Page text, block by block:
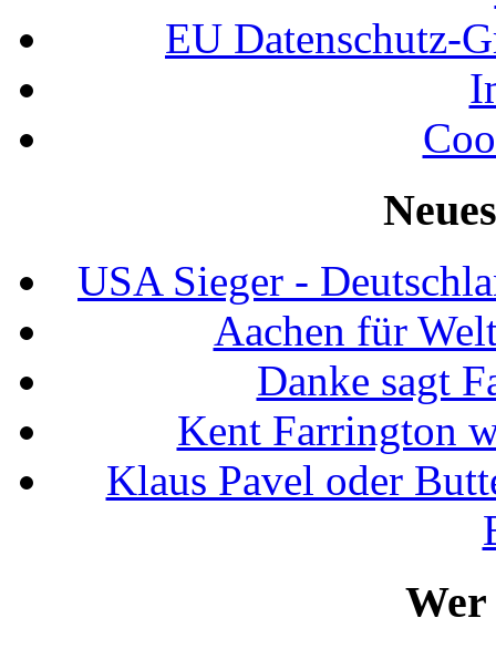
EU Datenschutz-
USA Sieger -
Aachen für
Danke sagt
Kent Farrington
Klaus Pavel oder